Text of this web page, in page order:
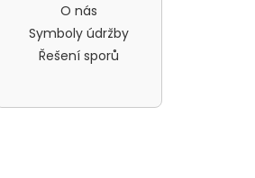
O nás
Symboly údržby
Řešení sporů